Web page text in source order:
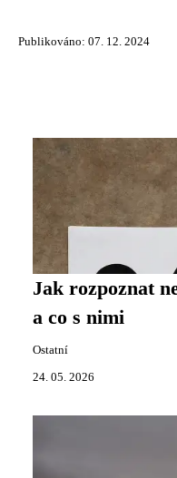
Publikováno: 07. 12. 2024
Jak rozpoznat
a co s nimi
Ostatní
24. 05. 2026